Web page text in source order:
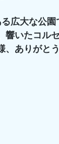
広大な公園
響いたコル
ありがとう